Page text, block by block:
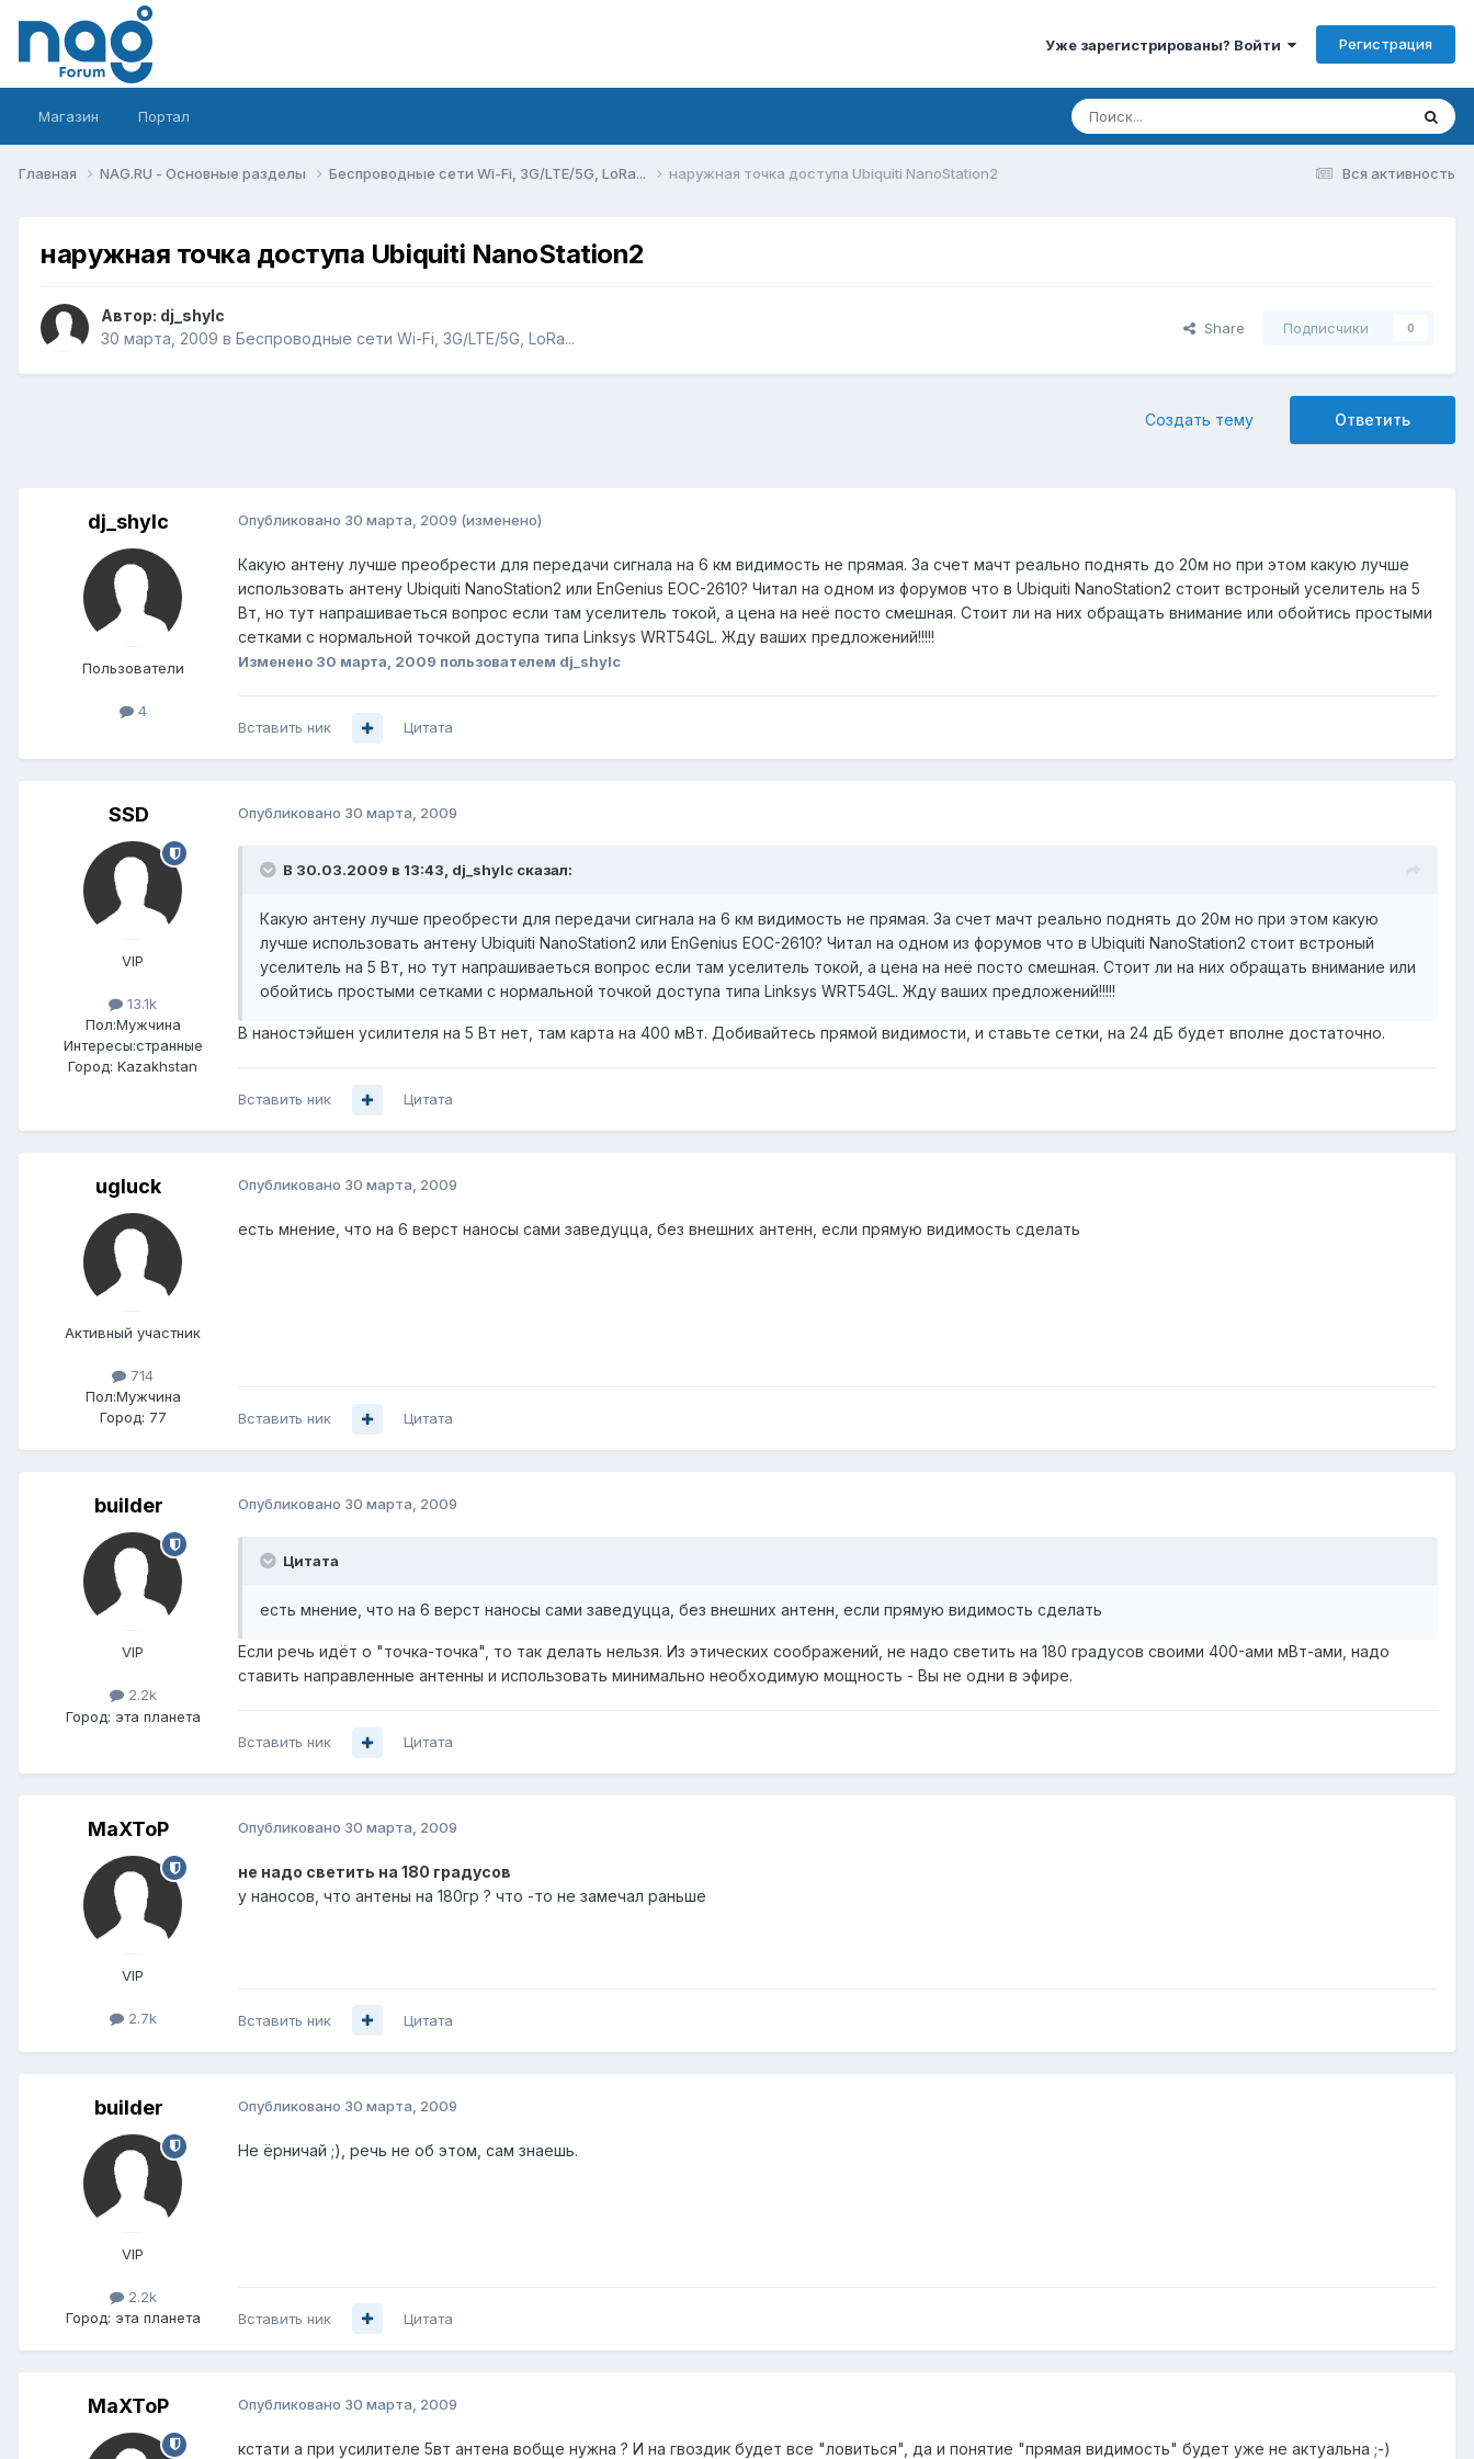
Уже зарегистрированы? Войти Регистрация
Магазин Портал
Вся активность
Главная NAG.RU - Основные разделы Беспроводные сети Wi-Fi, 3G/LTE/5G, LoRa... наружная точка доступа Ubiquiti NanoStation2
наружная точка доступа Ubiquiti NanoStation2
Автор: dj_shylc
30 марта, 2009 в Беспроводные сети Wi-Fi, 3G/LTE/5G, LoRa...
Share Подписчики 0
Ответить
Создать тему
dj_shylc
Пользователи
4
Опубликовано 30 марта, 2009 (изменено)
Какую антену лучше преобрести для передачи сигнала на 6 км видимость не прямая. За счет мачт реально поднять до 20м но при этом какую лучше
использовать антену Ubiquiti NanoStation2 или EnGenius EOC-2610? Читал на одном из форумов что в Ubiquiti NanoStation2 стоит встроный уселитель на 5
Вт, но тут напрашиваеться вопрос если там уселитель токой, а цена на неё посто смешная. Стоит ли на них обращать внимание или обойтись простыми
сетками с нормальной точкой доступа типа Linksys WRT54GL. Жду ваших предложений!!!!!
Изменено 30 марта, 2009 пользователем dj_shylc
Вставить ник Цитата
SSD
VIP
13.1k
Пол:Мужчина
Интересы:странные
Город: Kazakhstan
Опубликовано 30 марта, 2009
В 30.03.2009 в 13:43, dj_shylc сказал:
Какую антену лучше преобрести для передачи сигнала на 6 км видимость не прямая. За счет мачт реально поднять до 20м но при этом какую
лучше использовать антену Ubiquiti NanoStation2 или EnGenius EOC-2610? Читал на одном из форумов что в Ubiquiti NanoStation2 стоит встроный
уселитель на 5 Вт, но тут напрашиваеться вопрос если там уселитель токой, а цена на неё посто смешная. Стоит ли на них обращать внимание или
обойтись простыми сетками с нормальной точкой доступа типа Linksys WRT54GL. Жду ваших предложений!!!!!
В наностэйшен усилителя на 5 Вт нет, там карта на 400 мВт. Добивайтесь прямой видимости, и ставьте сетки, на 24 дБ будет вполне достаточно.
Вставить ник Цитата
ugluck
Активный участник
714
Пол:Мужчина
Город: 77
Опубликовано 30 марта, 2009
есть мнение, что на 6 верст наносы сами заведуцца, без внешних антенн, если прямую видимость сделать
Вставить ник Цитата
builder
VIP
2.2k
Город: эта планета
Опубликовано 30 марта, 2009
Цитата
есть мнение, что на 6 верст наносы сами заведуцца, без внешних антенн, если прямую видимость сделать
Если речь идёт о "точка-точка", то так делать нельзя. Из этических соображений, не надо светить на 180 градусов своими 400-ами мВт-ами, надо
ставить направленные антенны и использовать минимально необходимую мощность - Вы не одни в эфире.
Вставить ник Цитата
MaXToP
VIP
2.7k
Опубликовано 30 марта, 2009
не надо светить на 180 градусов
у наносов, что антены на 180гр ? что -то не замечал раньше
Вставить ник Цитата
builder
VIP
2.2k
Город: эта планета
Опубликовано 30 марта, 2009
Не ёрничай ;), речь не об этом, сам знаешь.
Вставить ник Цитата
MaXToP Опубликовано 30 марта, 2009
кстати а при усилителе 5вт антена вобще нужна ? И на гвоздик будет все "ловиться", да и понятие "прямая видимость" будет уже не актуальна ;-)